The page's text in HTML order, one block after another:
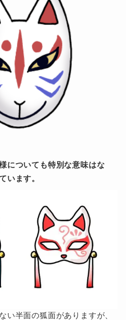
についても特別な意味はな
います。
い半面の狐面がありますが、